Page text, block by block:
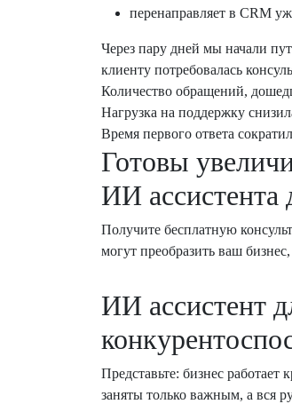
перенаправляет в CRM
Через пару дней мы начали
клиенту потребовалась
Количество обращений,
Нагрузка на поддержку
Время первого ответа
Готовы
ИИ ассистента
Получите бесплатную
могут преобразить ваш
ИИ ассистент
Представьте: бизнес
заняты только важным, а вся